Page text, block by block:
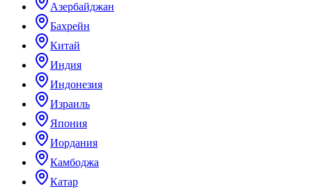
Азербайджан
Бахрейн
Китай
Индия
Индонезия
Израиль
Япония
Иордания
Камбоджа
Катар